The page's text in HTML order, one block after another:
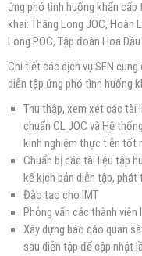
ứng phó tình huống khẩn
khai: Thăng Long JOC, Hoàn
Long POC, Tập đoàn Hoá
Chi tiết các dịch vụ SEN
diễn tập ứng phó tình huống
Thu thập, xem xét các tài
chuẩn CL JOC và Hệ
kinh nghiệm thực tiễn tốt
Chuẩn bị các tài liệu tập
kế kịch bản diễn tập, phát
Đào tạo cho IMT
Phỏng vấn các thành
Xây dựng báo cáo quan
sau diễn tập để cập nhật